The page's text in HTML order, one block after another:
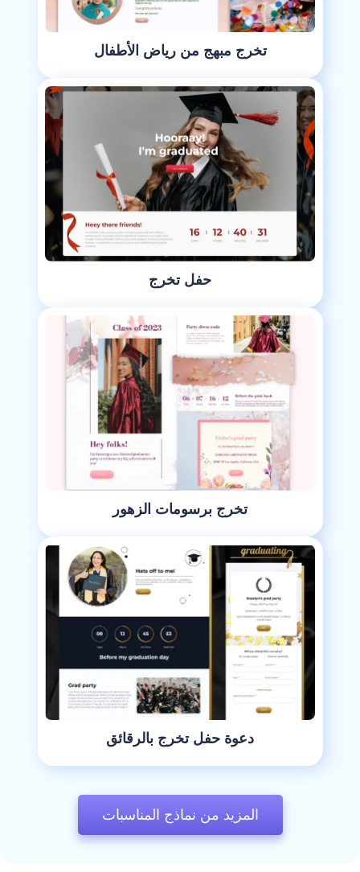
تخرج مبهج من رياض الأطفال
حفل تخرج
تخرج برسومات الزهور
دعوة حفل تخرج بالرقائق
المزيد من نماذج المناسبات